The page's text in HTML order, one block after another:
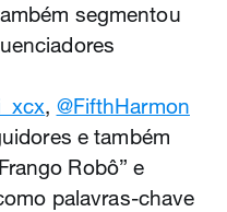
segmentou
, @FifthHarmon
e também
Robô” e
palavras-chave